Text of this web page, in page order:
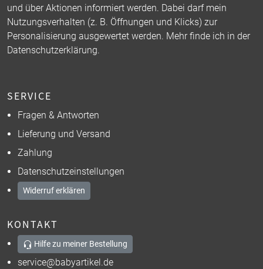
und über Aktionen informiert werden. Dabei darf mein
Nutzungsverhalten (z. B. Öffnungen und Klicks) zur
Personalisierung ausgewertet werden. Mehr finde ich in der
Datenschutzerklärung.
SERVICE
Fragen & Antworten
Lieferung und Versand
Zahlung
Datenschutzeinstellungen
Widerruf erklären
KONTAKT
Hilfe zu meiner Bestellung
service@babyartikel.de